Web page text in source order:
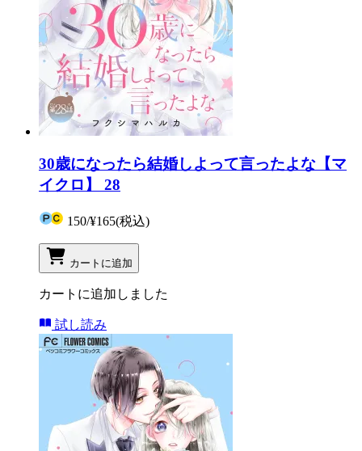
30歳になったら結婚しよって言ったよな【マ
イクロ】 28
150/¥165(税込)
カートに追加
カートに追加しました
試し読み